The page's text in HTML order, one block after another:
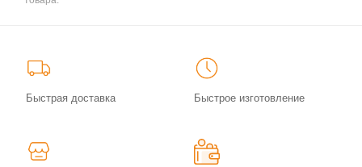
Быстрая доставка Быстрое изготовление